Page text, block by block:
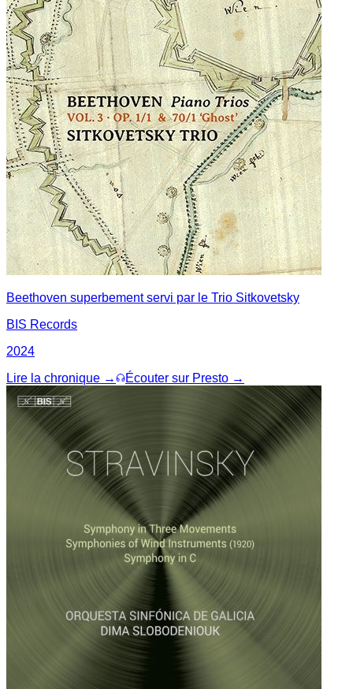
Beethoven superbement servi par le Trio Sitkovetsky
BIS Records
2024
Lire la chronique →
Écouter sur Presto →